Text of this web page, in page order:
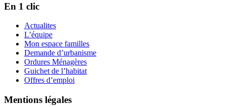
En 1 clic
Actualites
L’équipe
Mon espace familles
Demande d’urbanisme
Ordures Ménagères
Guichet de l’habitat
Offres d’emploi
Mentions légales